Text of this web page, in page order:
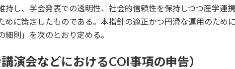
持し、学会発表での透明性、社会的信頼性を保持しつつ産学連
めに策定したものである。本指針の適正かつ円滑な運用のため
則」を次のとおり定める。
演会などにおけるCOI事項の申告）